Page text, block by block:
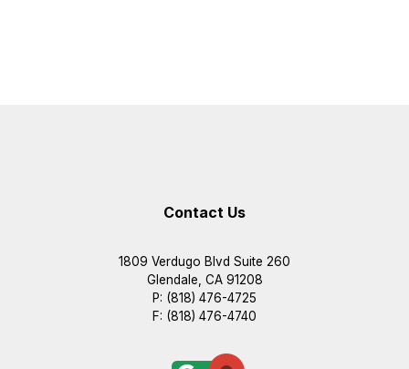
Contact Us
1809 Verdugo Blvd Suite 260
Glendale, CA 91208
P: (818) 476-4725
F: (818) 476-4740